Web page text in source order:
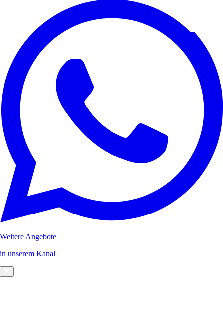
Weitere Angebote
in unserem Kanal